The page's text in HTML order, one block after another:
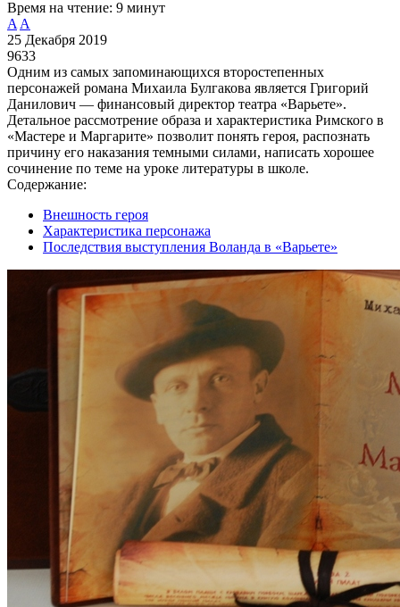
Время на чтение: 9 минут
A A
25 Декабря 2019
9633
Одним из самых запоминающихся второстепенных
персонажей романа Михаила Булгакова является Григорий
Данилович — финансовый директор театра «Варьете».
Детальное рассмотрение образа и характеристика Римского в
«Мастере и Маргарите» позволит понять героя, распознать
причину его наказания темными силами, написать хорошее
сочинение по теме на уроке литературы в школе.
Содержание:
Внешность героя
Характеристика персонажа
Последствия выступления Воланда в «Варьете»